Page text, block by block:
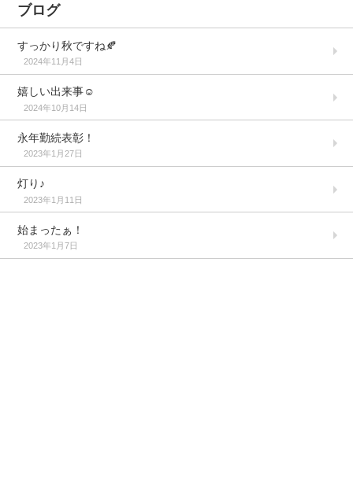
ブログ
すっかり秋ですね🍂
2024年11月4日
嬉しい出来事☺️
2024年10月14日
永年勤続表彰！
2023年1月27日
灯り♪
2023年1月11日
始まったぁ！
2023年1月7日